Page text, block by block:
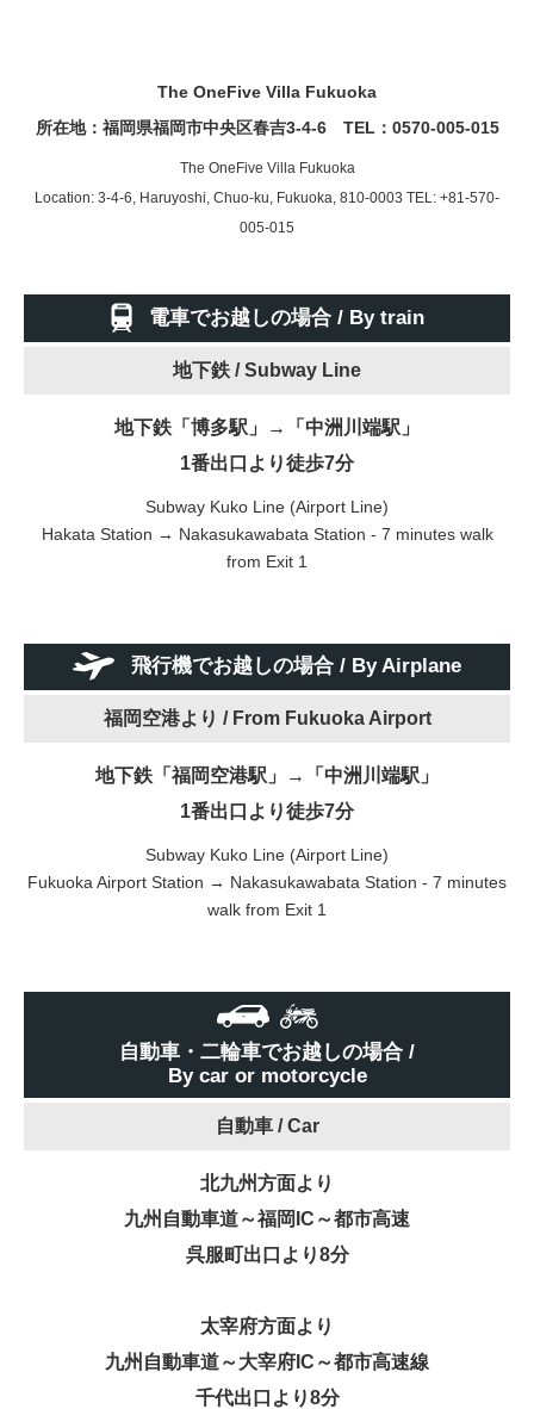
The OneFive Villa Fukuoka
所在地：福岡県福岡市中央区春吉3-4-6 TEL： 0570-005-015
The OneFive Villa Fukuoka
Location: 3-4-6, Haruyoshi, Chuo-ku, Fukuoka, 810-0003 TEL: +81-570-
005-015
電車でお越しの場合 / By train
地下鉄 /Subway Line
地下鉄「博多駅」→「中洲川端駅」
1番出口より徒歩7分
Subway Kuko Line (Airport Line)
Hakata Station → Nakasukawabata Station - 7 minutes walk
from Exit 1
飛行機でお越しの場合 / By Airplane
福岡空港より / From Fukuoka Airport
地下鉄「福岡空港駅」→「中洲川端駅」
1番出口より徒歩7分
Subway Kuko Line (Airport Line)
Fukuoka Airport Station → Nakasukawabata Station - 7 minutes
walk from Exit 1
自動車・二輪車でお越しの場合 /
By car or motorcycle
自動車 /Car
北九州方面より
九州自動車道～福岡IC～都市高速
呉服町出口より8分
太宰府方面より
九州自動車道～大宰府IC～都市高速線
千代出口より8分